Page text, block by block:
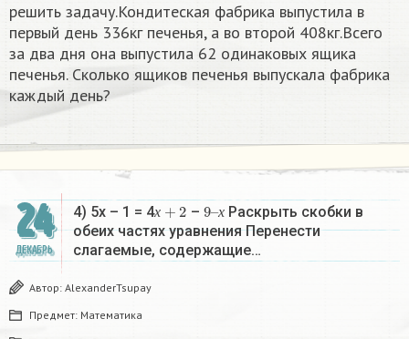
решить задачу.Кондитеская фабрика выпустила в
первый день 336кг печенья, а во второй 408кг.Всего
за два дня она выпустила 62 одинаковых ящика
печенья. Сколько ящиков печенья выпускала фабрика
каждый день?
24
ДЕКАБРЬ
4) 5х – 1 = 4х
х+2 – х
9–
х
Раскрыть скобки в
обеих частях уравнения Перенести
слагаемые, содержащие…
Автор: AlexanderTsupay
Предмет: Математика